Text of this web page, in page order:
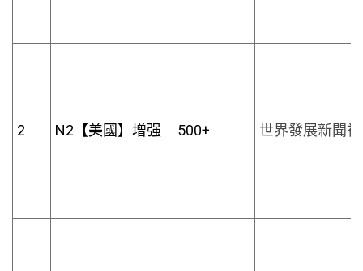
2 N2【美國】增强 500+ 世界發展新聞